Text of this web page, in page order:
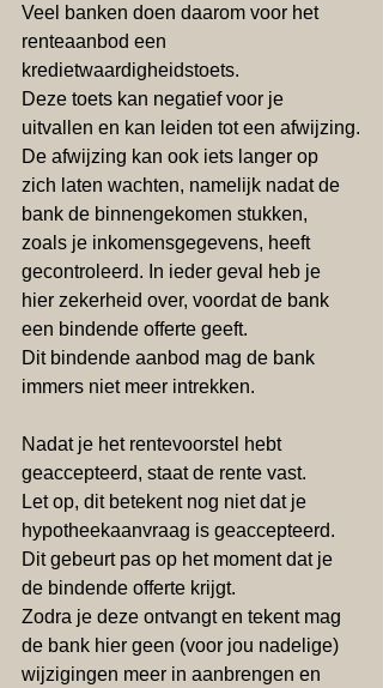
Veel banken doen daarom voor het
renteaanbod een
kredietwaardigheidstoets.
Deze toets kan negatief voor je
uitvallen en kan leiden tot een afwijzing.
De afwijzing kan ook iets langer op
zich laten wachten, namelijk nadat de
bank de binnengekomen stukken,
zoals je inkomensgegevens, heeft
gecontroleerd. In ieder geval heb je
hier zekerheid over, voordat de bank
een bindende offerte geeft.
Dit bindende aanbod mag de bank
immers niet meer intrekken.
Nadat je het rentevoorstel hebt
geaccepteerd, staat de rente vast.
Let op, dit betekent nog niet dat je
hypotheekaanvraag is geaccepteerd.
Dit gebeurt pas op het moment dat je
de bindende offerte krijgt.
Zodra je deze ontvangt en tekent mag
de bank hier geen (voor jou nadelige)
wijzigingen meer in aanbrengen en